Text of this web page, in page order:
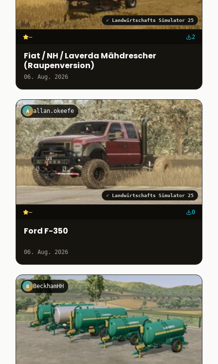
✓ Landwirtschafts Simulator 25
– 2
Fiat / NH / Laverda Mähdrescher
(Raupenversion)
06. Aug. 2026
A allan.okeefe
✓ Landwirtschafts Simulator 25
– 0
Ford F-350
06. Aug. 2026
B BeckhamHH